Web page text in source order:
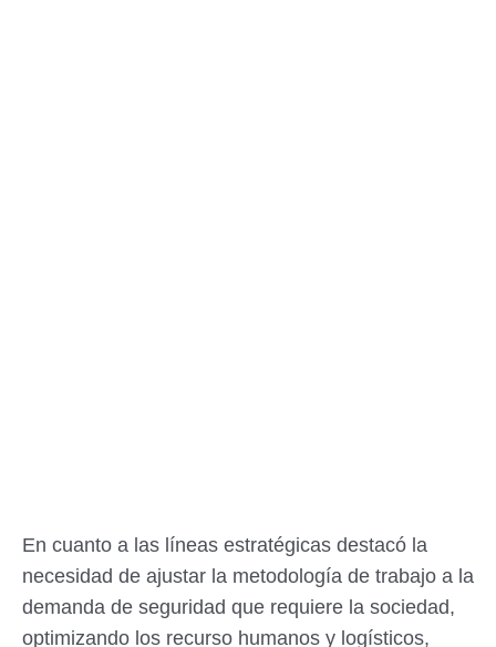
En cuanto a las líneas estratégicas destacó la
necesidad de ajustar la metodología de trabajo a la
demanda de seguridad que requiere la sociedad,
optimizando los recurso humanos y logísticos,